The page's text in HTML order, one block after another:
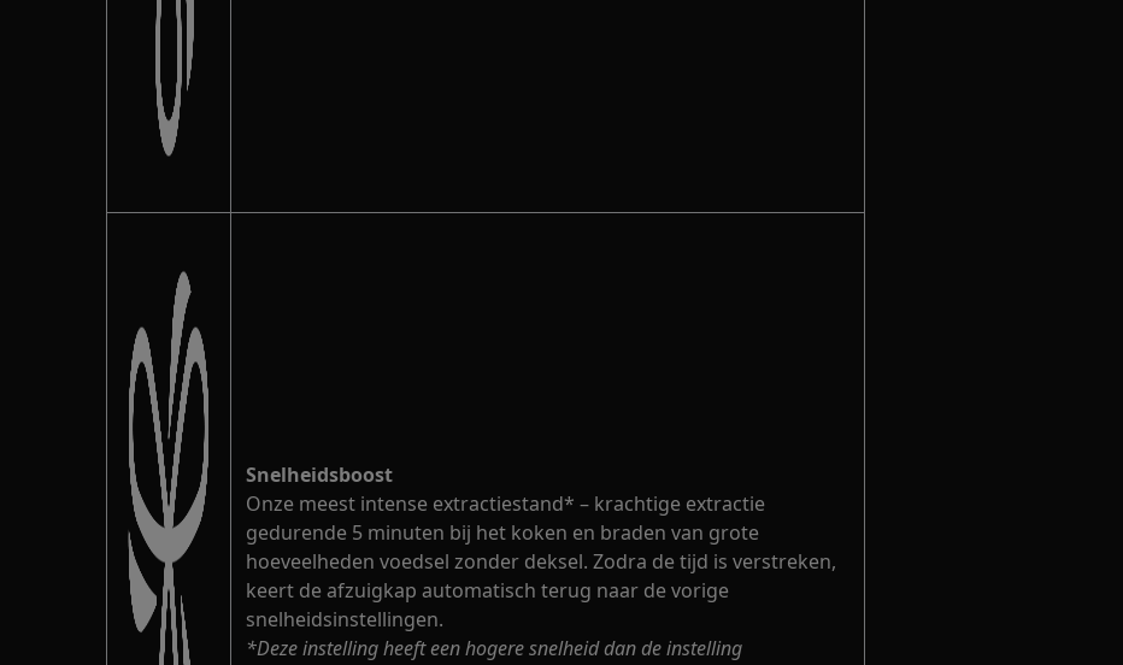
Snelheidsboost
Onze meest intense extractiestand* – krachtige extractie
gedurende 5 minuten bij het koken en braden van grote
hoeveelheden voedsel zonder deksel. Zodra de tijd is verstreken,
keert de afzuigkap automatisch terug naar de vorige
snelheidsinstellingen.
*Deze instelling heeft een hogere snelheid dan de instelling